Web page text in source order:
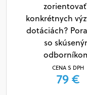
konkrétnych
dotáciách?
so
CENA S DPH
79 €